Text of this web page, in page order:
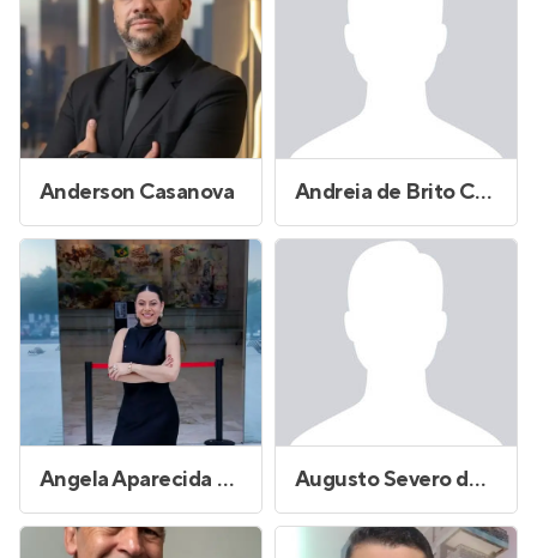
Anderson Casanova Andreia de Brito Cruz
Angela Aparecida Gomes Augusto Severo de Oliveira